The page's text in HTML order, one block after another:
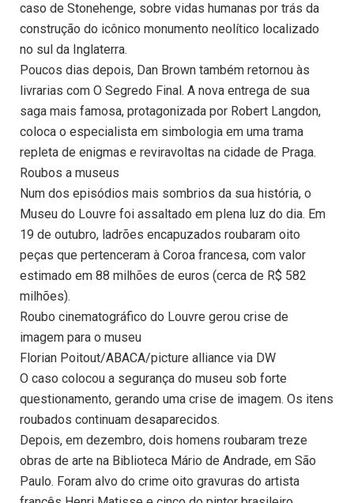
caso de Stonehenge, sobre vidas humanas por trás da
construção do icônico monumento neolítico localizado
no sul da Inglaterra.
Poucos dias depois, Dan Brown também retornou às
livrarias com O Segredo Final. A nova entrega de sua
saga mais famosa, protagonizada por Robert Langdon,
coloca o especialista em simbologia em uma trama
repleta de enigmas e reviravoltas na cidade de Praga.
Roubos a museus
Num dos episódios mais sombrios da sua história, o
Museu do Louvre foi assaltado em plena luz do dia. Em
19 de outubro, ladrões encapuzados roubaram oito
peças que pertenceram à Coroa francesa, com valor
estimado em 88 milhões de euros (cerca de R$ 582
milhões).
Roubo cinematográfico do Louvre gerou crise de
imagem para o museu
Florian Poitout/ABACA/picture alliance via DW
O caso colocou a segurança do museu sob forte
questionamento, gerando uma crise de imagem. Os itens
roubados continuam desaparecidos.
Depois, em dezembro, dois homens roubaram treze
obras de arte na Biblioteca Mário de Andrade, em São
Paulo. Foram alvo do crime oito gravuras do artista